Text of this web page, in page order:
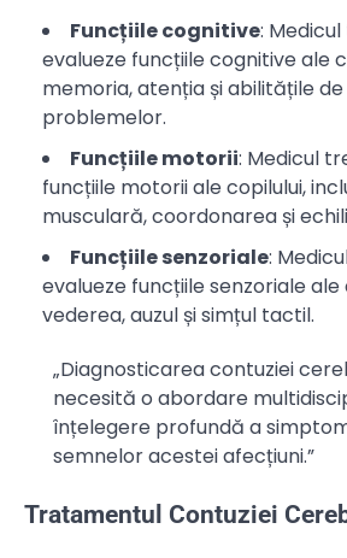
Funcțiile cognitive:
evalueze funcțiile cognitive ale
memoria, atenția și abilitățile
problemelor.
Funcțiile motorii: Medicul
funcțiile motorii ale copilului,
musculară, coordonarea și
Funcțiile senzoriale:
evalueze funcțiile senzoriale ale
vederea, auzul și simțul tactil.
„Diagnosticarea contuziei
necesită o abordare
înțelegere profundă a
semnelor acestei afecțiuni.”
Tratamentul Contuziei